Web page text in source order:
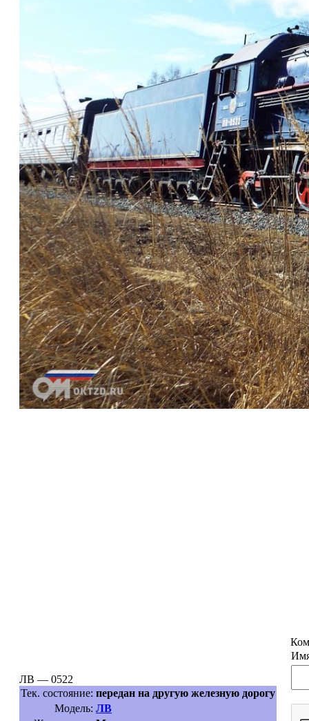
ЛВ — 0522
Тек. состояние: передан на другую железную дорогу
Модель: ЛВ